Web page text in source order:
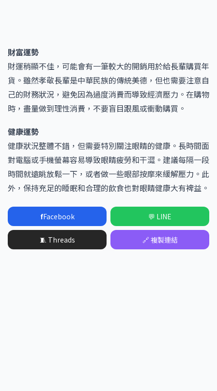
財富運勢
財運稍顯不佳，可能會有一筆較大的開銷用於給長輩購買年
貨。雖然孝敬長輩是中華民族的傳統美德，但也需要注意自
己的財務狀況，避免因為過度消費而導致經濟壓力。在購物
時，盡量做到理性消費，不要盲目跟風或衝動購買。
健康運勢
健康狀況整體不錯，但需要特別關注眼睛的健康。長時間面
對電腦或手機螢幕容易導致眼睛疲勞和干澀。建議每隔一段
時間就遠眺放鬆一下，或者做一些眼部按摩來緩解壓力。此
外，保持充足的睡眠和合理的飲食也對眼睛健康大有裨益。
fFacebook 💬 LINE
🧵 Threads 🔗 複製連結